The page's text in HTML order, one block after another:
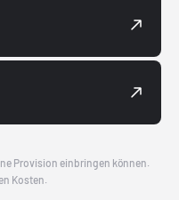
Provision einbringen können.
Kosten.